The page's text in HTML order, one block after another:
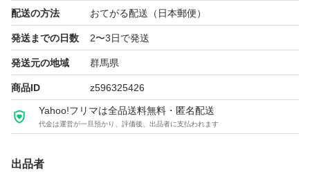
発送の関係で2kg以内にするために若干量が少ないので御
了承下さい。
精米可能…精米をすると1割減くらい減りますので、白米
1.8キロくらいになります。
精米する方はお申し出下さい。
配送の方法 おてがる配送（日本郵便）
発送までの日数 2〜3日で発送
発送元の地域 群馬県
商品ID z596325426
Yahoo!フリマは全品送料無料・匿名配送
代金は運営が一旦預かり、評価後、出品者に支払われます
出品者